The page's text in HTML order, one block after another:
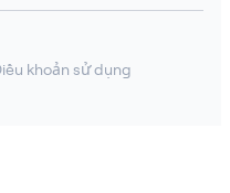
khoản sử dụng